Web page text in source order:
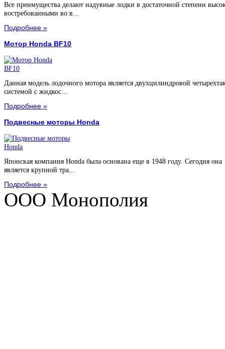
Все преимущества делают надувные лодки в достаточной степени
востребованными во в...
Подробнее »
Мотор Honda BF10
Данная модель лодочного мотора является двухцилиндровой
системой с жидкос...
Подробнее »
Подвесные моторы Honda
Японская компания Honda была основана еще в 1948 году. Сегодня она
является крупной тра...
Подробнее »
ООО Монополия